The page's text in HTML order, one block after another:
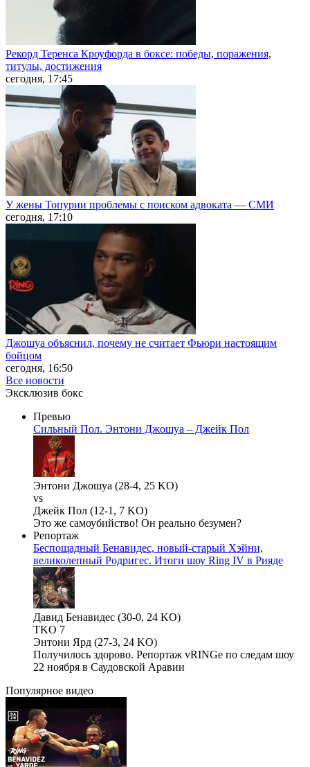
Рекорд Теренса Кроуфорда в боксе: победы, поражения,
титулы, достижения
сегодня, 17:45
У жены Топурии проблемы с поиском адвоката — СМИ
сегодня, 17:10
Джошуа объяснил, почему не считает Фьюри настоящим
бойцом
сегодня, 16:50
Все новости
Эксклюзив бокс
Превью
Сильный Пол. Энтони Джошуа – Джейк Пол
Энтони Джошуа (28-4, 25 KO)
vs
Джейк Пол (12-1, 7 KO)
Это же самоубийство! Он реально безумен?
Репортаж
Беспощадный Бенавидес, новый-старый Хэйни,
великолепный Родригес. Итоги шоу Ring IV в Рияде
Давид Бенавидес (30-0, 24 KO)
TKO 7
Энтони Ярд (27-3, 24 KO)
Получилось здорово. Репортаж vRINGe по следам шоу
22 ноября в Саудовской Аравии
Популярное видео